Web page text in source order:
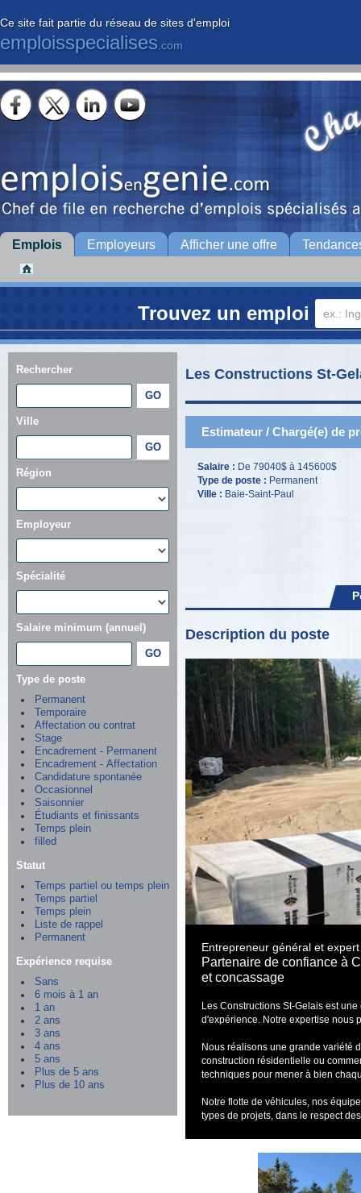
Ce site fait partie du réseau de sites d'emploi
emploisspecialises .com
Emplois Employeurs Afficher une offre
Trouvez un emploi
Rechercher
Ville
Région
Employeur
Spécialité
Salaire minimum (annuel)
Type de poste
Permanent
Temporaire
Affectation ou contrat
Stage
Encadrement - Permanent
Encadrement - Affectation
Candidature spontanée
Occasionnel
Saisonnier
Étudiants et finissants
Temps plein
filled
Statut
Temps partiel ou temps plein
Temps partiel
Temps plein
Liste de rappel
Permanent
Expérience requise
Sans
6 mois à 1 an
1 an
2 ans
3 ans
4 ans
5 ans
Plus de 5 ans
Plus de 10 ans
Les Constructions St-
Estimateur / Chargé(e) de
Salaire : De 79040$ à 145600$
Type de poste : Permanent
Ville : Baie-Saint-Paul
Description du poste
Entrepreneur général et
Partenaire de confiance à
et concassage
Les Constructions St-Gelais est
d'expérience. Notre expertise nous
Nous réalisons une grande variété
construction résidentielle ou
techniques pour mener à bien
Notre flotte de véhicules, nos
types de projets, dans le respect